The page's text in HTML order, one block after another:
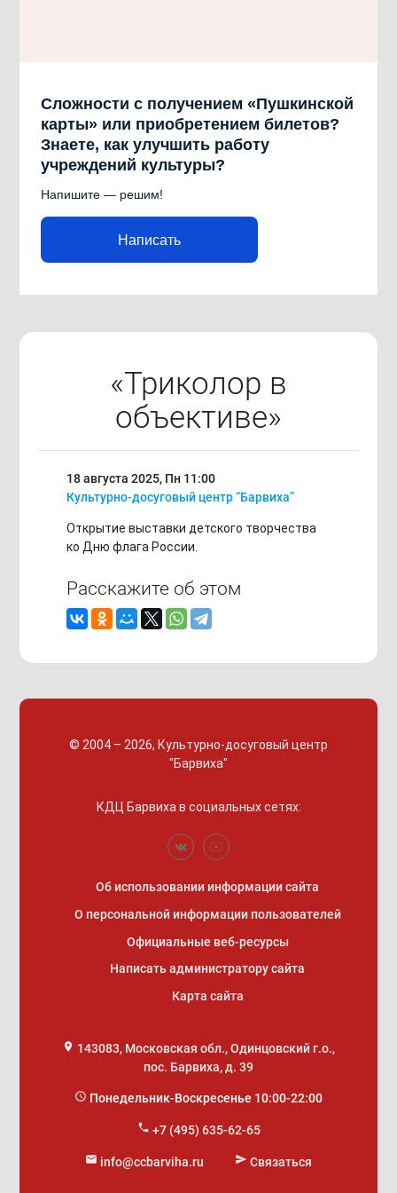
Сложности с получением «Пушкинской
карты» или приобретением билетов?
Знаете, как улучшить работу
учреждений культуры?
Напишите — решим!
Написать
«Триколор в
объективе»
18 августа 2025, Пн 11:00
Культурно-досуговый центр “Барвиха”
Открытие выставки детского творчества
ко Дню флага России.
Расскажите об этом
© 2004 – 2026, Культурно-досуговый центр
"Барвиха"
КДЦ Барвиха в социальных сетях:
Об использовании информации сайта
О персональной информации пользователей
Официальные веб-ресурсы
Написать администратору сайта
Карта сайта
place 143083, Московская обл., Одинцовский г.о.,
пос. Барвиха, д. 39
access_time Понедельник-Воскресенье 10:00-22:00
phone +7 (495) 635-62-65
mail info@ccbarviha.ru send Связаться